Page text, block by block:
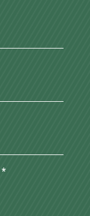
*